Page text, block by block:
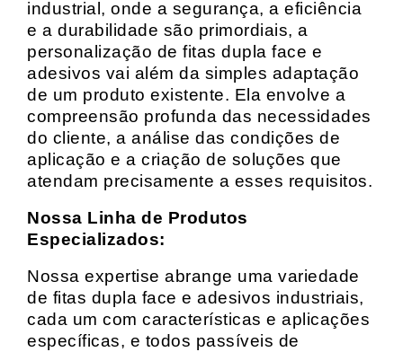
industrial, onde a segurança, a eficiência
e a durabilidade são primordiais, a
personalização de fitas dupla face e
adesivos vai além da simples adaptação
de um produto existente. Ela envolve a
compreensão profunda das necessidades
do cliente, a análise das condições de
aplicação e a criação de soluções que
atendam precisamente a esses requisitos.
Nossa Linha de Produtos
Especializados:
Nossa expertise abrange uma variedade
de fitas dupla face e adesivos industriais,
cada um com características e aplicações
específicas, e todos passíveis de